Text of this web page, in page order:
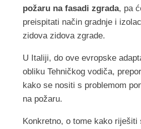
požaru na fasadi zgrada, pa
preispitati način gradnje i
zidova zidova zgrade.
U Italiji, do ove evropske
obliku Tehničkog vodiča,
kako se nositi s problemom
na požaru.
Konkretno, o tome kako riješiti